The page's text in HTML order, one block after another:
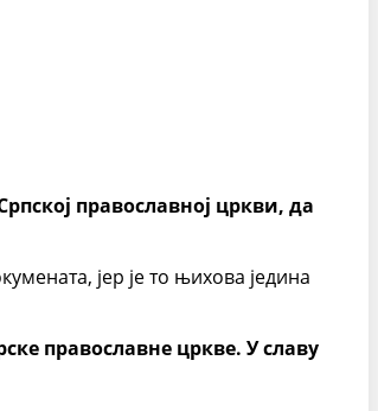
православној цркви, да
јер је то њихова једина
православне цркве. У славу